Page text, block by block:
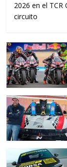
2026 en el
circuito